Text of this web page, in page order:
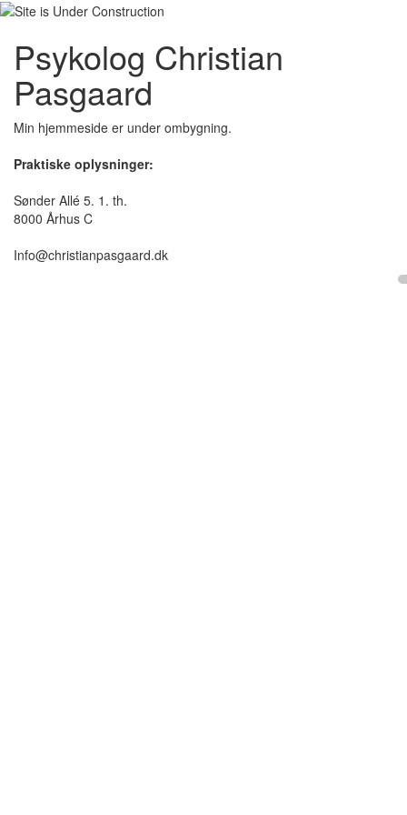
Psykolog Christian
Pasgaard
Min hjemmeside er under ombygning.
Praktiske oplysninger:
Sønder Allé 5. 1. th.
8000 Århus C
Info@christianpasgaard.dk